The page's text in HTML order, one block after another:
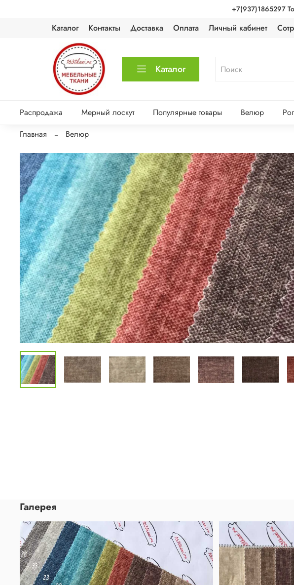
+7(937)1865297
Каталог Контакты Доставка Оплата Личный кабинет
Каталог
Распродажа Мерный лоскут Популярные товары Велюр
Главная
Велюр
Галерея